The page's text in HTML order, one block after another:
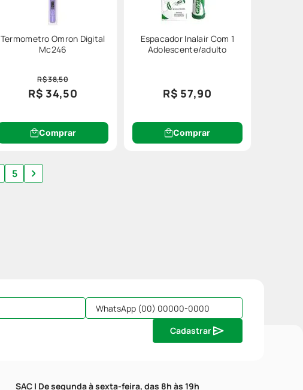
Termometro Omron Digital
Mc246
R$ 38,50
R$ 34,50
Comprar
Espacador Inalair Com 1
Adolescente/adulto
R$ 57,90
Comprar
5
Cadastrar
SAC | De segunda à sexta-feira, das 8h às 19h